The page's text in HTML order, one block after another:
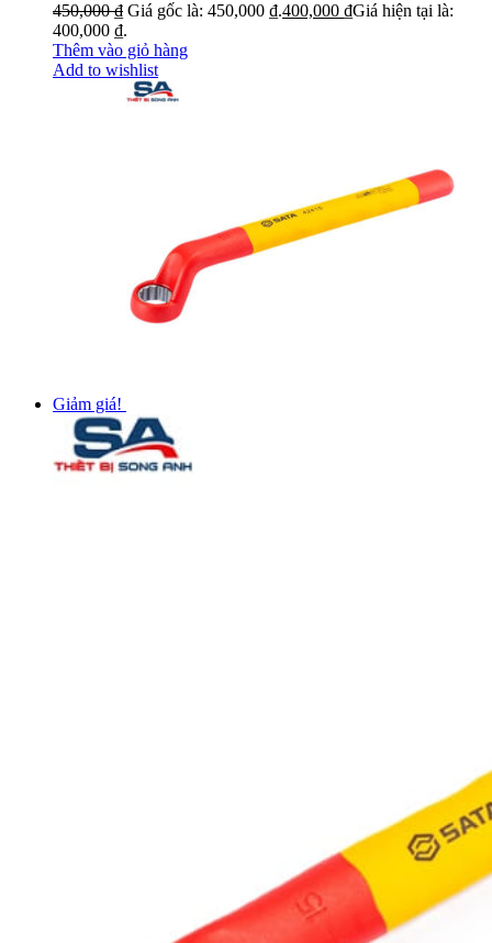
450,000₫ Giá gốc là: 450,000 ₫.400,000 ₫Giá hiện tại là:
400,000 ₫.
Thêm vào giỏ hàng
Add to wishlist
Giảm giá!